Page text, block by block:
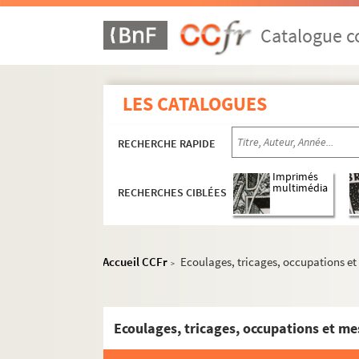
Catalogue
LES CATALOGUES
RECHERCHE RAPIDE
RECHERCHES CIBLÉES
Imprimés
multimédia
Accueil CCFr > Ecoulages, tricages, occupations
Ecoulages, tricages, occupations et
Ms 72. Boîte 72 : Exercices de 1903 à 1904
Ms 72. Boîte 72 Bis: Exercices de 1904 à
Ms 73. Boîte 73 : Exercices de 1905 à 1906
Ms 75. Boîte 75 : Exercices de 1907 à 1908
Ms 75. Boîte 75 Bis : Exercices de 1908 à
Ms 76. Boîte 76 : Exercices de 1909 à 1910
Ms 77. Boîte 77 : Exercices de 1910 à 1911
Ms 78. Boîte 78 : Exercices de 1911 à 1912
Ms 79. Boîte 79 : Exercices de 1912 à 1913
Ms 83. Boîte 83 : Exercices de 1917 à 1918
Ms 83. Boîte 83 Bis : Exercices de 1918 à